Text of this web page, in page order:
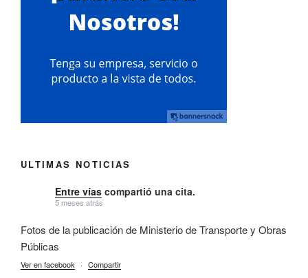
ULTIMAS NOTICIAS
Entre vías compartió una cita.
5 meses atrás
Fotos de la publicación de Ministerio de Transporte y Obras
Públicas
Ver en facebook · Compartir